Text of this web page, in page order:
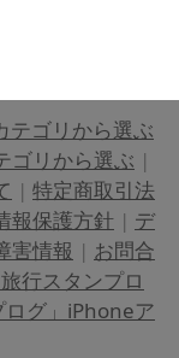
テゴリから選ぶ
ゴリから選ぶ |
| 特定商取引法
報保護方針 | デ
害情報 | お問合
旅行スタンプロ
ログ」iPhoneア